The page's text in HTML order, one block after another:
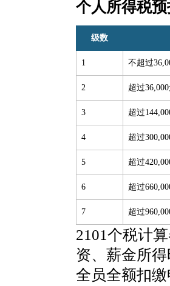
个人所得税
级数
1 不超过
2 超过
3 超过
4 超过
5 超过
6 超过
7 超过
2101个税计
资、薪金所
全员全额扣缴